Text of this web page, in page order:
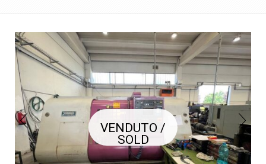
VENDUTO /
SOLD